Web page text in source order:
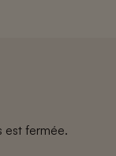
est fermée.